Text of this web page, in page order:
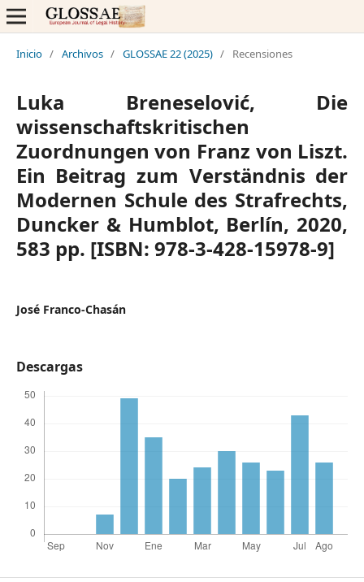
Inicio / Archivos / GLOSSAE 22 (2025) / Recensiones
Luka Breneselović, Die
wissenschaftskritischen
Zuordnungen von Franz von Liszt.
Ein Beitrag zum Verständnis der
Modernen Schule des Strafrechts,
Duncker & Humblot, Berlín, 2020,
583 pp. [ISBN: 978-3-428-15978-9]
José Franco-Chasán
Descargas